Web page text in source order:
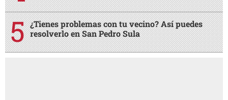
¿Tienes problemas con tu vecino? Así puedes
resolverlo en San Pedro Sula